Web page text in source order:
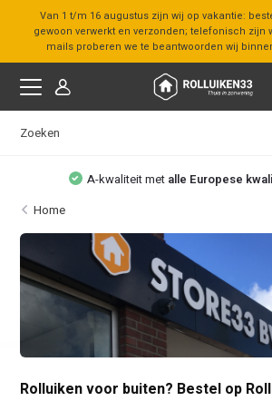
Van 1 t/m 16 augustus zijn wij op vakantie:
gewoon verwerkt en verzonden; telefonisch zijn
mails proberen we te beantwoorden wij
Home
Rolluiken voor buiten? Bestel op